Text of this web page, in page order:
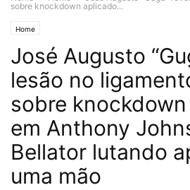
sobre knockdown aplicado...
Home
José Augusto
lesão no
sobre
em Anthony
Bellator lutando
uma mão